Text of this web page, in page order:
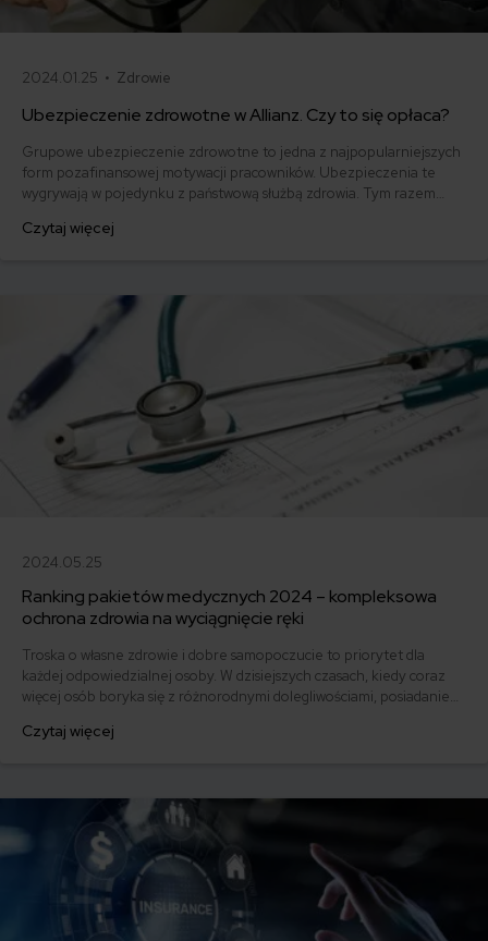
2024.01.25 • Zdrowie
Ubezpieczenie zdrowotne w Allianz. Czy to się opłaca?
Grupowe ubezpieczenie zdrowotne to jedna z najpopularniejszych
form pozafinansowej motywacji pracowników. Ubezpieczenia te
wygrywają w pojedynku z państwową służbą zdrowia. Tym razem
Polska S.A. (Allianz). Jakie korzyści niesie ono dla pracowników, kto
Czytaj więcej
2024.05.25
Ranking pakietów medycznych 2024 – kompleksowa
ochrona zdrowia na wyciągnięcie ręki
Troska o własne zdrowie i dobre samopoczucie to priorytet dla
każdej odpowiedzialnej osoby. W dzisiejszych czasach, kiedy coraz
więcej osób boryka się z różnorodnymi dolegliwościami, posiadanie
popularne. Ranking pakietów medycznych 2024 to kompleksowe
Czytaj więcej